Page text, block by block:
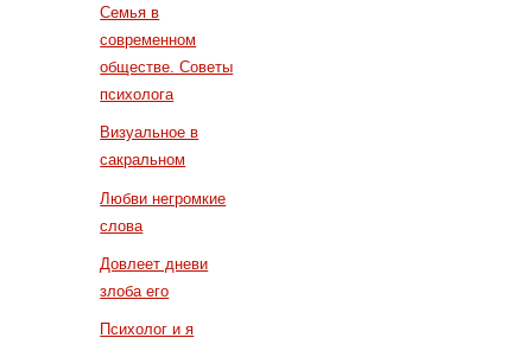
Семья в
современном
обществе. Советы
психолога
Визуальное в
сакральном
Любви негромкие
слова
Довлеет дневи
злоба его
Психолог и я